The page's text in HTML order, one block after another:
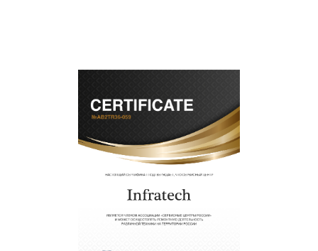
современное оборудование и
лицензированное ПО в ремонтно-
диагностических мастерских;
собственный склад комплектующих, что
позволяет сократить сроки
восстановительных работ;
услуги курьера для владельцев
крупногабаритной техники, которые
обеспечат доставку устройств в сервис в
полной сохранности и бесплатно.